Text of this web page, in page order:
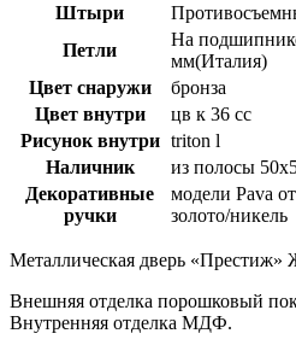
Штыри
Петли
На
мм(Италия)
Цвет снаружи
бронза
Цвет внутри
цв к 36 сс
Рисунок внутри triton l
Наличник
из полосы
Декоративные
ручки
модели Pava
золото/никель
Металлическая дверь «Престиж»
Внешняя отделка порошковый
Внутренняя отделка МДФ.